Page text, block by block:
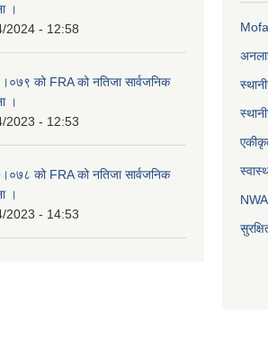
।
2024 - 12:58
को FRA को नतिजा सार्वजनिक
।
2023 - 12:53
को FRA को नतिजा सार्वजनिक
।
2023 - 14:53